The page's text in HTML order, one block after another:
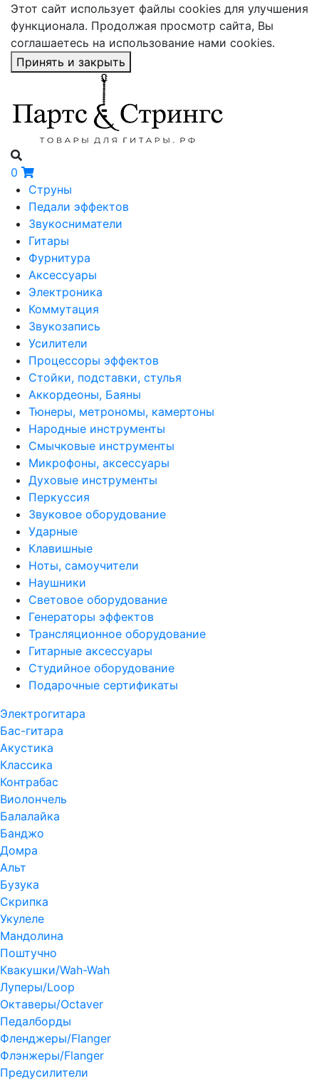
Этот сайт использует файлы cookies для улучшения
функционала. Продолжая просмотр сайта, Вы
соглашаетесь на использование нами cookies.
Принять и закрыть
0
Струны
Педали эффектов
Звукосниматели
Гитары
Фурнитура
Аксессуары
Электроника
Коммутация
Звукозапись
Усилители
Процессоры эффектов
Стойки, подставки, стулья
Аккордеоны, Баяны
Тюнеры, метрономы, камертоны
Народные инструменты
Смычковые инструменты
Микрофоны, аксессуары
Духовые инструменты
Перкуссия
Звуковое оборудование
Ударные
Клавишные
Ноты, самоучители
Наушники
Световое оборудование
Генераторы эффектов
Трансляционное оборудование
Гитарные аксессуары
Студийное оборудование
Подарочные сертификаты
Электрогитара
Бас-гитара
Акустика
Классика
Контрабас
Виолончель
Балалайка
Банджо
Домра
Альт
Бузука
Скрипка
Укулеле
Мандолина
Поштучно
Квакушки/Wah-Wah
Луперы/Loop
Октаверы/Octaver
Педалборды
Фленджеры/Flanger
Флэнжеры/Flanger
Предусилители